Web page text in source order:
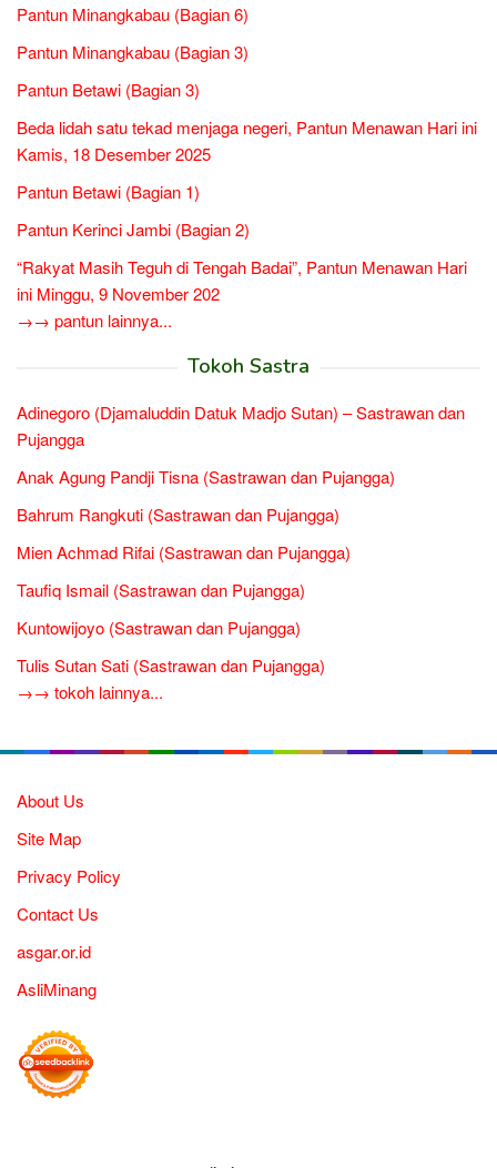
Pantun Minangkabau (Bagian 6)
Pantun Minangkabau (Bagian 3)
Pantun Betawi (Bagian 3)
Beda lidah satu tekad menjaga negeri, Pantun Menawan Hari ini
Kamis, 18 Desember 2025
Pantun Betawi (Bagian 1)
Pantun Kerinci Jambi (Bagian 2)
“Rakyat Masih Teguh di Tengah Badai”, Pantun Menawan Hari
ini Minggu, 9 November 202
→→ pantun lainnya...
Tokoh Sastra
Adinegoro (Djamaluddin Datuk Madjo Sutan) – Sastrawan dan
Pujangga
Anak Agung Pandji Tisna (Sastrawan dan Pujangga)
Bahrum Rangkuti (Sastrawan dan Pujangga)
Mien Achmad Rifai (Sastrawan dan Pujangga)
Taufiq Ismail (Sastrawan dan Pujangga)
Kuntowijoyo (Sastrawan dan Pujangga)
Tulis Sutan Sati (Sastrawan dan Pujangga)
→→ tokoh lainnya...
About Us
Site Map
Privacy Policy
Contact Us
asgar.or.id
AsliMinang